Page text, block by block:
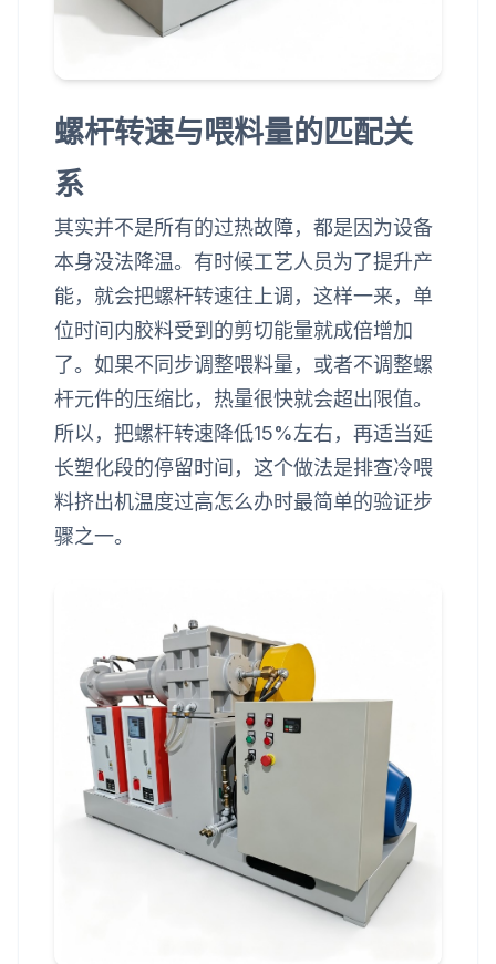
螺杆转速与喂料量的匹配关
系
其实并不是所有的过热故障，都是因为设备
本身没法降温。有时候工艺人员为了提升产
能，就会把螺杆转速往上调，这样一来，单
位时间内胶料受到的剪切能量就成倍增加
了。如果不同步调整喂料量，或者不调整螺
杆元件的压缩比，热量很快就会超出限值。
所以，把螺杆转速降低15%左右，再适当延
长塑化段的停留时间，这个做法是排查冷喂
料挤出机温度过高怎么办时最简单的验证步
骤之一。